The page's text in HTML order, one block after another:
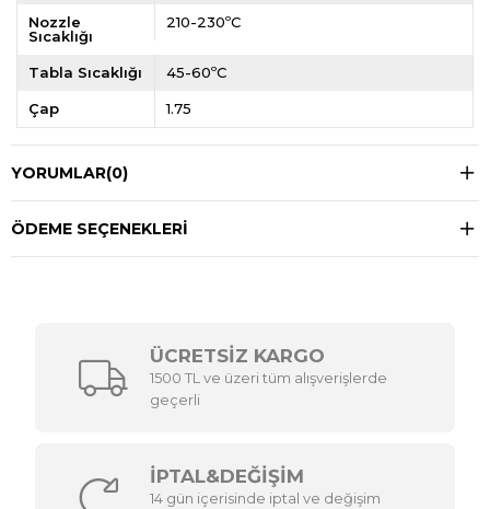
Nozzle
Sıcaklığı
210-230ºC
Tabla Sıcaklığı 45-60ºC
Çap 1.75
YORUMLAR(0)
ÖDEME SEÇENEKLERI
ÜCRETSİZ KARGO
1500 TL ve üzeri tüm alışverişlerde
geçerli
İPTAL&DEĞİŞİM
14 gün içerisinde iptal ve değişim